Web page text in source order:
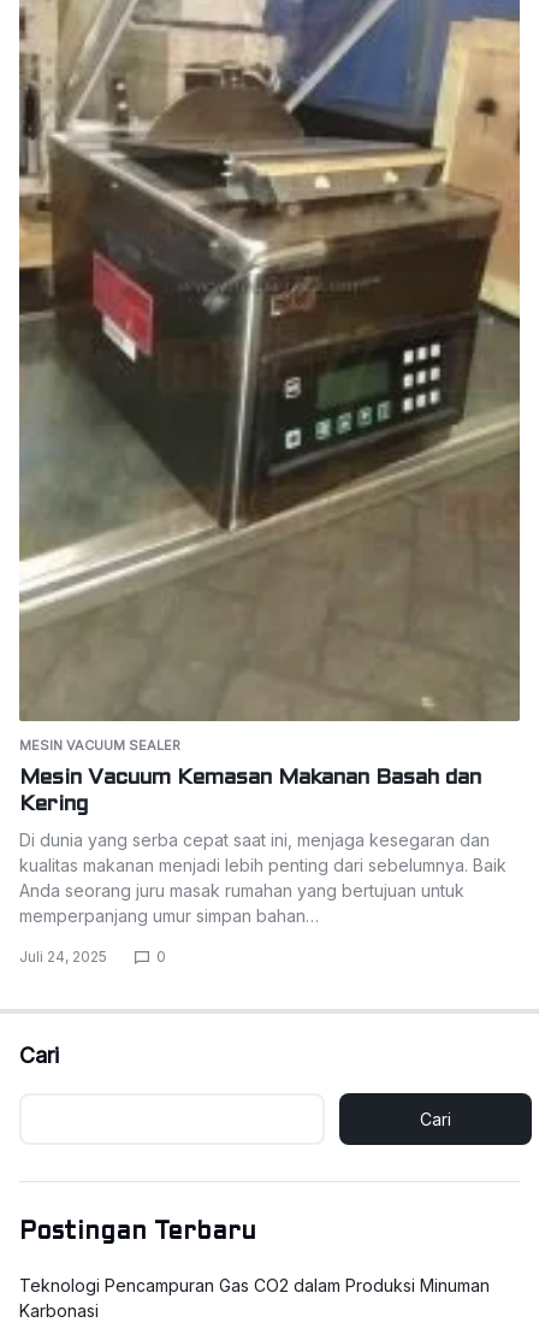
MESIN VACUUM SEALER
Mesin Vacuum Kemasan Makanan Basah dan
Kering
Di dunia yang serba cepat saat ini, menjaga kesegaran dan
kualitas makanan menjadi lebih penting dari sebelumnya. Baik
Anda seorang juru masak rumahan yang bertujuan untuk
memperpanjang umur simpan bahan…
Juli 24, 2025 0
Cari
Cari
Postingan Terbaru
Teknologi Pencampuran Gas CO2 dalam Produksi Minuman
Karbonasi